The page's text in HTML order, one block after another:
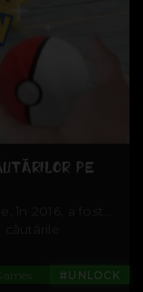
PE
în 2016, a fost...
#UNLOCK
Games